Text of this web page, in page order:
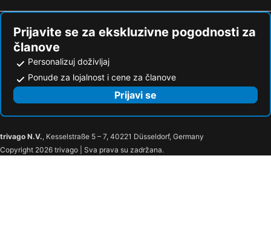
VITA Hotel
The Village Boutique & Spa
Hotel Scirocco St. Julian's, Affiliated by Meliá
Reef Hotel & Spa
Alborada Apart Hotel
Osborne Hotel
QAWRA Palace Resort & SPA
Stay at 9020
Summer Breeze Penthouse With Private Hot Tub & Terrace With Panoramic Views, By Getawaysmalta
Prijavite se za ekskluzivne pogodnosti za
članove
Personalizuj doživljaj
Ponude za lojalnost i cene za članove
Prijavi se
trivago N.V., Kesselstraße 5 – 7, 40221 Düsseldorf, Germany
Copyright 2026 trivago | Sva prava su zadržana.